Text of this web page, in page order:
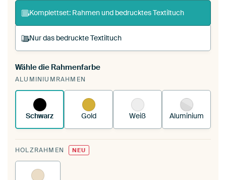
Komplettset: Rahmen und bedrucktes Textiltuch
Nur das bedruckte Textiltuch
Du spannst einen wechselbaren Textiltuch in
deinen vorhandenen ArtFrame™.
funktioniert es.
Wähle die Rahmenfarbe
ALUMINIUMRAHMEN
Schwarz Gold Weiß Aluminium
HOLZRAHMEN NEU